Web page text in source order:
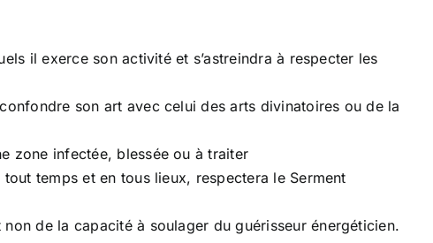
il exerce son activité et s’astreindra à respecter les
son art avec celui des arts divinatoires ou de la
zone infectée, blessée ou à traiter
temps et en tous lieux, respectera le Serment
de la capacité à soulager du guérisseur énergéticien.